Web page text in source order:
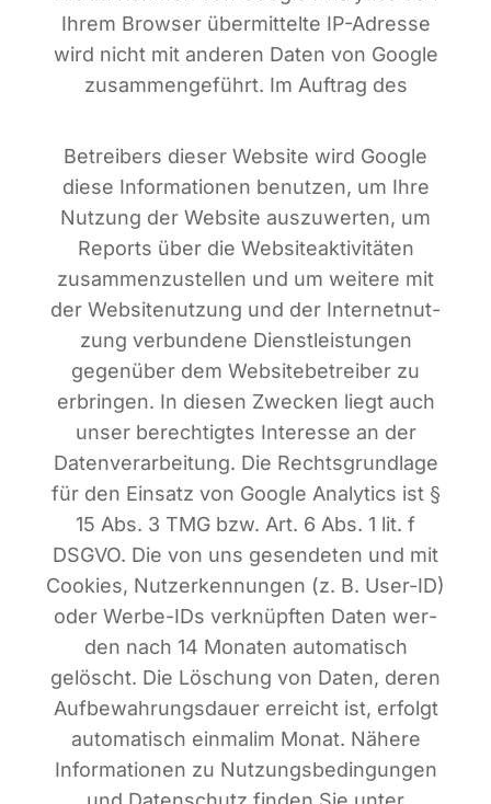
Ihrem Brow­ser über­mit­tel­te IP-Adres­se
wird nicht mit ande­ren Daten von Goog­le
zusam­men­ge­führt. Im Auf­trag des
Betrei­bers die­ser Web­site wird Goog­le
die­se Infor­ma­tio­nen benut­zen, um Ihre
Nut­zung der Web­site aus­zu­wer­ten, um
Reports über die Web­site­ak­ti­vi­tä­ten
zusam­men­zu­stel­len und um wei­te­re mit
der Web­site­nut­zung und der Inter­net­nut­
zung ver­bun­de­ne Dienst­leis­tun­gen
gegen­über dem Web­site­be­trei­ber zu
erbrin­gen. In die­sen Zwe­cken liegt auch
unser berech­tig­tes Inter­es­se an der
Daten­ver­ar­bei­tung. Die Rechts­grund­la­ge
für den Ein­satz von Goog­le Ana­ly­tics ist §
15 Abs. 3 TMG bzw. Art. 6 Abs. 1 lit. f
DSGVO. Die von uns gesen­de­ten und mit
Coo­kies, Nut­zer­ken­nun­gen (z. B. User-ID)
oder Wer­be-IDs ver­knüpf­ten Daten wer­
den nach 14 Mona­ten auto­ma­tisch
gelöscht. Die Löschung von Daten, deren
Auf­be­wah­rungs­dau­er erreicht ist, erfolgt
auto­ma­tisch ein­ma­lim Monat. Nähe­re
Infor­ma­tio­nen zu Nut­zungs­be­din­gun­gen